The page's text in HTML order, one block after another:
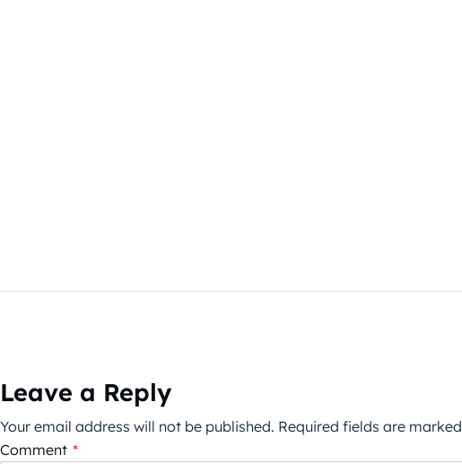
Leave a Reply
Your email address will not be published. Required fields are marked
Comment *